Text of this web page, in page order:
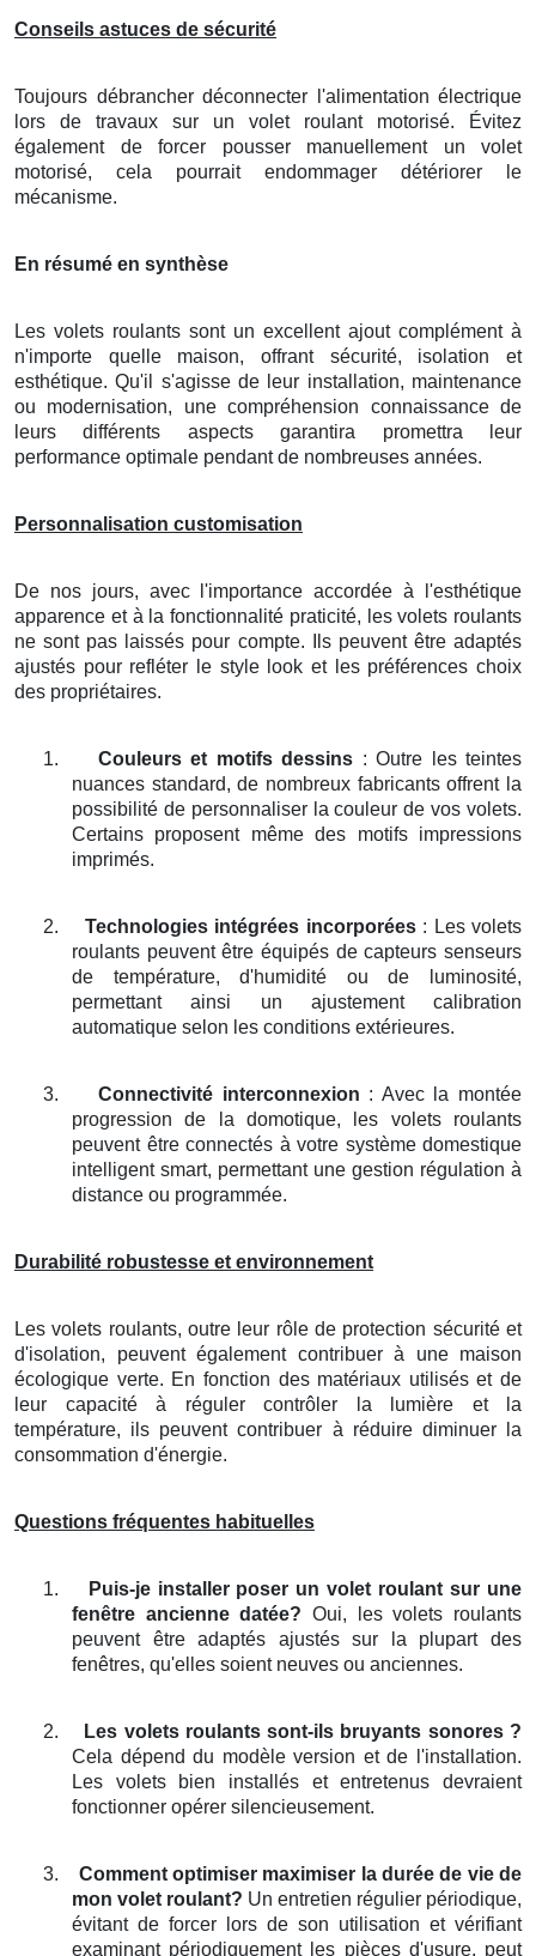
Conseils astuces de sécurité
Toujours débrancher déconnecter l'alimentation électrique
lors de travaux sur un volet roulant motorisé. Évitez
également de forcer pousser manuellement un volet
motorisé, cela pourrait endommager détériorer le
mécanisme.
En résumé en synthèse
Les volets roulants sont un excellent ajout complément à
n'importe quelle maison, offrant sécurité, isolation et
esthétique. Qu'il s'agisse de leur installation, maintenance
ou modernisation, une compréhension connaissance de
leurs différents aspects garantira promettra leur
performance optimale pendant de nombreuses années.
Personnalisation customisation
De nos jours, avec l'importance accordée à l'esthétique
apparence et à la fonctionnalité praticité, les volets roulants
ne sont pas laissés pour compte. Ils peuvent être adaptés
ajustés pour refléter le style look et les préférences choix
des propriétaires.
1. Couleurs et motifs dessins : Outre les teintes
nuances standard, de nombreux fabricants offrent la
possibilité de personnaliser la couleur de vos volets.
Certains proposent même des motifs impressions
imprimés.
2. Technologies intégrées incorporées: Les volets
roulants peuvent être équipés de capteurs senseurs
de température, d'humidité ou de luminosité,
permettant ainsi un ajustement calibration
automatique selon les conditions extérieures.
3. Connectivité interconnexion : Avec la montée
progression de la domotique, les volets roulants
peuvent être connectés à votre système domestique
intelligent smart, permettant une gestion régulation à
distance ou programmée.
Durabilité robustesse et environnement
Les volets roulants, outre leur rôle de protection sécurité et
d'isolation, peuvent également contribuer à une maison
écologique verte. En fonction des matériaux utilisés et de
leur capacité à réguler contrôler la lumière et la
température, ils peuvent contribuer à réduire diminuer la
consommation d'énergie.
Questions fréquentes habituelles
1.
Puis-je installer poser un volet roulant sur une
fenêtre ancienne datée? Oui, les volets roulants
peuvent être adaptés ajustés sur la plupart des
fenêtres, qu'elles soient neuves ou anciennes.
2.
Les volets roulants sont-ils bruyants sonores ?
Cela dépend du modèle version et de l'installation.
Les volets bien installés et entretenus devraient
fonctionner opérer silencieusement.
3.
Comment optimiser maximiser la durée de vie de
mon volet roulant? Un entretien régulier périodique,
évitant de forcer lors de son utilisation et vérifiant
examinant périodiquement les pièces d'usure, peut